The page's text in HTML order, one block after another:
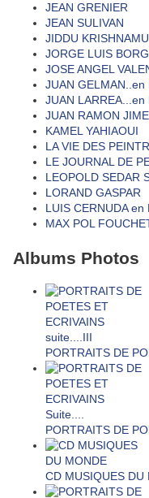
JEAN GRENIER
JEAN SULIVAN
JIDDU
JORGE LUIS
JOSE ANGEL
JUAN GELMAN..en
JUAN LARREA...en
JUAN RAMON
KAMEL YAHIAOUI
LA VIE DES
LE JOURNAL DE
LEOPOLD SEDAR
LORAND GASPAR
LUIS CERNUDA en
MAX POL
Albums Photos
PORTRAITS DE
PORTRAITS DE
CD MUSIQUES DU